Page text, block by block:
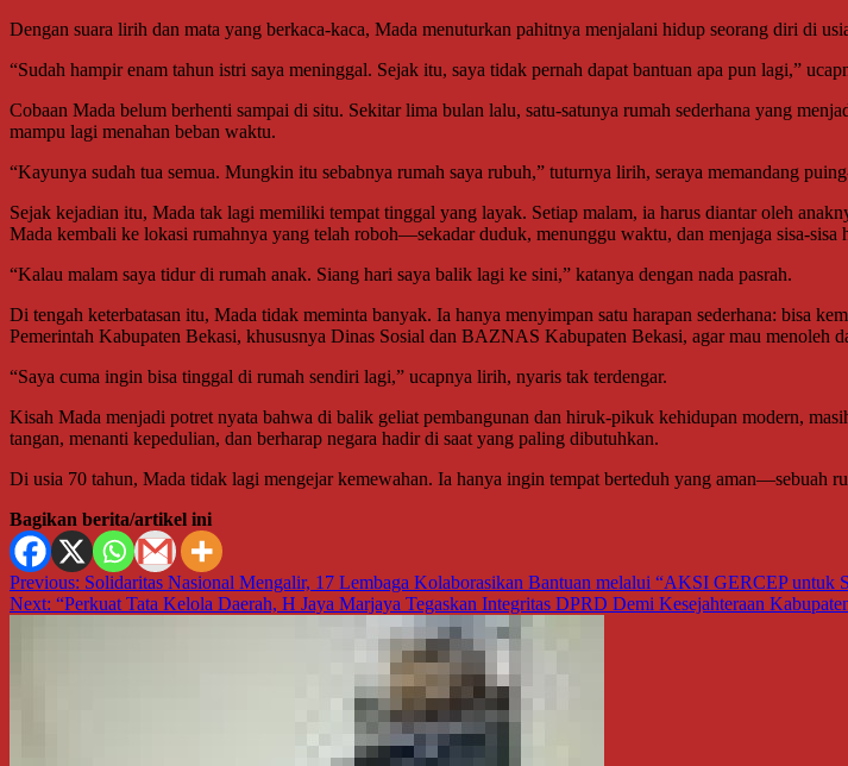
Dengan suara lirih dan mata yang berkaca-kaca, Mada menuturkan pahitnya menjalani hidup seorang diri di
“Sudah hampir enam tahun istri saya meninggal. Sejak itu, saya tidak pernah dapat bantuan apa pun lagi,”
Cobaan Mada belum berhenti sampai di situ. Sekitar lima bulan lalu, satu-satunya rumah sederhana yang
mampu lagi menahan beban waktu.
“Kayunya sudah tua semua. Mungkin itu sebabnya rumah saya rubuh,” tuturnya lirih, seraya memandang
Sejak kejadian itu, Mada tak lagi memiliki tempat tinggal yang layak. Setiap malam, ia harus diantar oleh
Mada kembali ke lokasi rumahnya yang telah roboh—sekadar duduk, menunggu waktu, dan menjaga sisa-
“Kalau malam saya tidur di rumah anak. Siang hari saya balik lagi ke sini,” katanya dengan nada pasrah.
Di tengah keterbatasan itu, Mada tidak meminta banyak. Ia hanya menyimpan satu harapan sederhana: bisa
Pemerintah Kabupaten Bekasi, khususnya Dinas Sosial dan BAZNAS Kabupaten Bekasi, agar mau menoleh
“Saya cuma ingin bisa tinggal di rumah sendiri lagi,” ucapnya lirih, nyaris tak terdengar.
Kisah Mada menjadi potret nyata bahwa di balik geliat pembangunan dan hiruk-pikuk kehidupan modern,
tangan, menanti kepedulian, dan berharap negara hadir di saat yang paling dibutuhkan.
Di usia 70 tahun, Mada tidak lagi mengejar kemewahan. Ia hanya ingin tempat berteduh yang aman—sebuah
Bagikan berita/artikel ini
Navigasi
pos
Previous: Solidaritas Nasional Mengalir, 17 Lembaga Kolaborasikan Bantuan melalui “AKSI GERCEP untuk
Next: “Perkuat Tata Kelola Daerah, H Jaya Marjaya Tegaskan Integritas DPRD Demi Kesejahteraan